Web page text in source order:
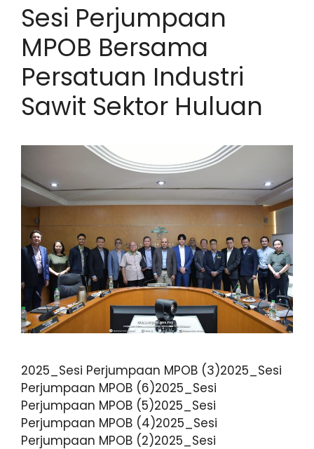
Sesi Perjumpaan
MPOB Bersama
Persatuan Industri
Sawit Sektor Huluan
2025_Sesi Perjumpaan MPOB (3)2025_Sesi
Perjumpaan MPOB (6)2025_Sesi
Perjumpaan MPOB (5)2025_Sesi
Perjumpaan MPOB (4)2025_Sesi
Perjumpaan MPOB (2)2025_Sesi